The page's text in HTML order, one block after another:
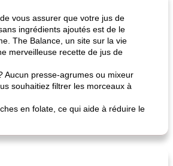
vous assurer que votre jus de
ingrédients ajoutés est de le
The Balance, un site sur la vie
merveilleuse recette de jus de
Aucun presse-agrumes ou mixeur
souhaitiez filtrer les morceaux à
en folate, ce qui aide à réduire le